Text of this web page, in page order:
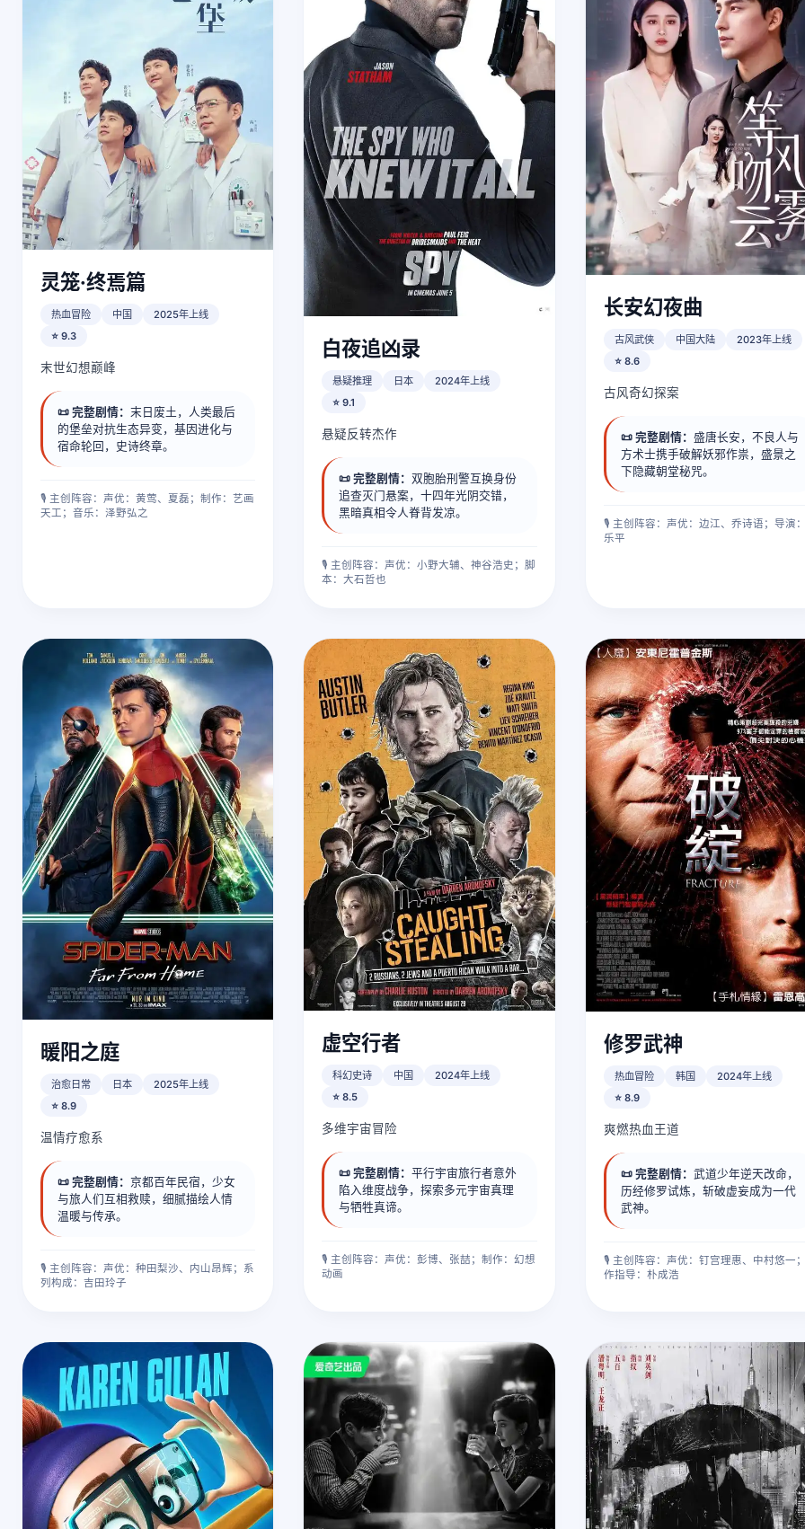
灵笼·终焉篇
热血冒险 中国
2025年上线
⭐ 9.3
末世幻想巅峰
📜 完整剧情： 末日废土，人类最后
的堡垒对抗生态异变，基因进化与
宿命轮回，史诗终章。
🎙️ 主创阵容：声优：黄莺、夏磊；制作：艺画
天工；音乐：泽野弘之
白夜追凶录
悬疑推理 日本
2024年上线
⭐ 9.1
悬疑反转杰作
📜 完整剧情：双胞胎刑警互换身份
追查灭门悬案，十四年光阴交错，
黑暗真相令人脊背发凉。
🎙️ 主创阵容：声优：小野大辅、神谷浩史；脚
本：大石哲也
长安幻夜曲
古风武侠 中国大陆
2023年上线
⭐ 8.6
古风奇幻探案
📜 完整剧情： 盛唐长安，不良人与
方术士携手破解妖邪作祟，盛景之
下隐藏朝堂秘咒。
🎙️ 主创阵容：声优：边江、乔诗语；导演
乐平
暖阳之庭
治愈日常 日本
2025年上线
⭐ 8.9
温情疗愈系
📜 完整剧情： 京都百年民宿，少女
与旅人们互相救赎，细腻描绘人情
温暖与传承。
🎙️ 主创阵容：声优：种田梨沙、内山昂辉；系
列构成：吉田玲子
虚空行者
科幻史诗 中国
2024年上线
⭐ 8.5
多维宇宙冒险
📜 完整剧情：平行宇宙旅行者意外
陷入维度战争，探索多元宇宙真理
与牺牲真谛。
🎙️ 主创阵容：声优：彭博、张喆；制作：幻想
动画
修罗武神
热血冒险 韩国
2024年上线
⭐ 8.9
爽燃热血王道
📜 完整剧情： 武道少年逆天改命，
历经修罗试炼，斩破虚妄成为一代
武神。
🎙️ 主创阵容：声优：钉宫理惠、中村悠一
作指导：朴成浩